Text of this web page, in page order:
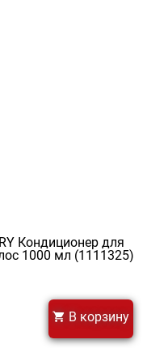
Кондиционер для
1000 мл (1111325)
В корзину